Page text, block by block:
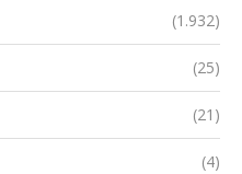
(1.932)
(25)
(21)
(4)